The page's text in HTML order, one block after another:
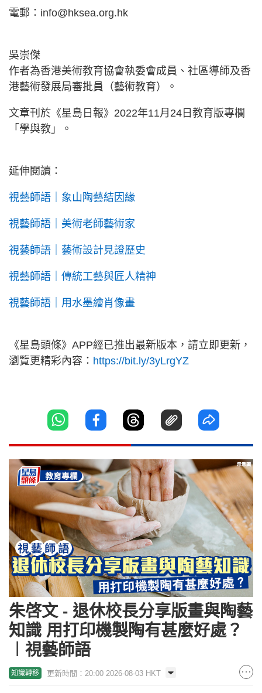
電郵： info@hksea.org.hk
吳崇傑
作者為香港美術教育協會執委會成員、社區導師及香
港藝術發展局審批員（藝術教育）。
文章刊於《星島日報》2022年11月24日教育版專欄
「學與教」。
延伸閱讀：
視藝師語｜象山陶藝結因緣
視藝師語｜美術老師藝術家
視藝師語｜藝術設計見證歷史
視藝師語｜傳統工藝與匠人精神
視藝師語｜用水墨繪肖像畫
《星島頭條》APP經已推出最新版本，請立即更新，
瀏覽更精彩內容： https://bit.ly/3yLrgYZ
朱啓文 - 退休校長分享版畫與陶藝
知識 用打印機製陶有甚麼好處？
︱視藝師語
知識轉移 更新時間：20:00 2026-08-03 HKT